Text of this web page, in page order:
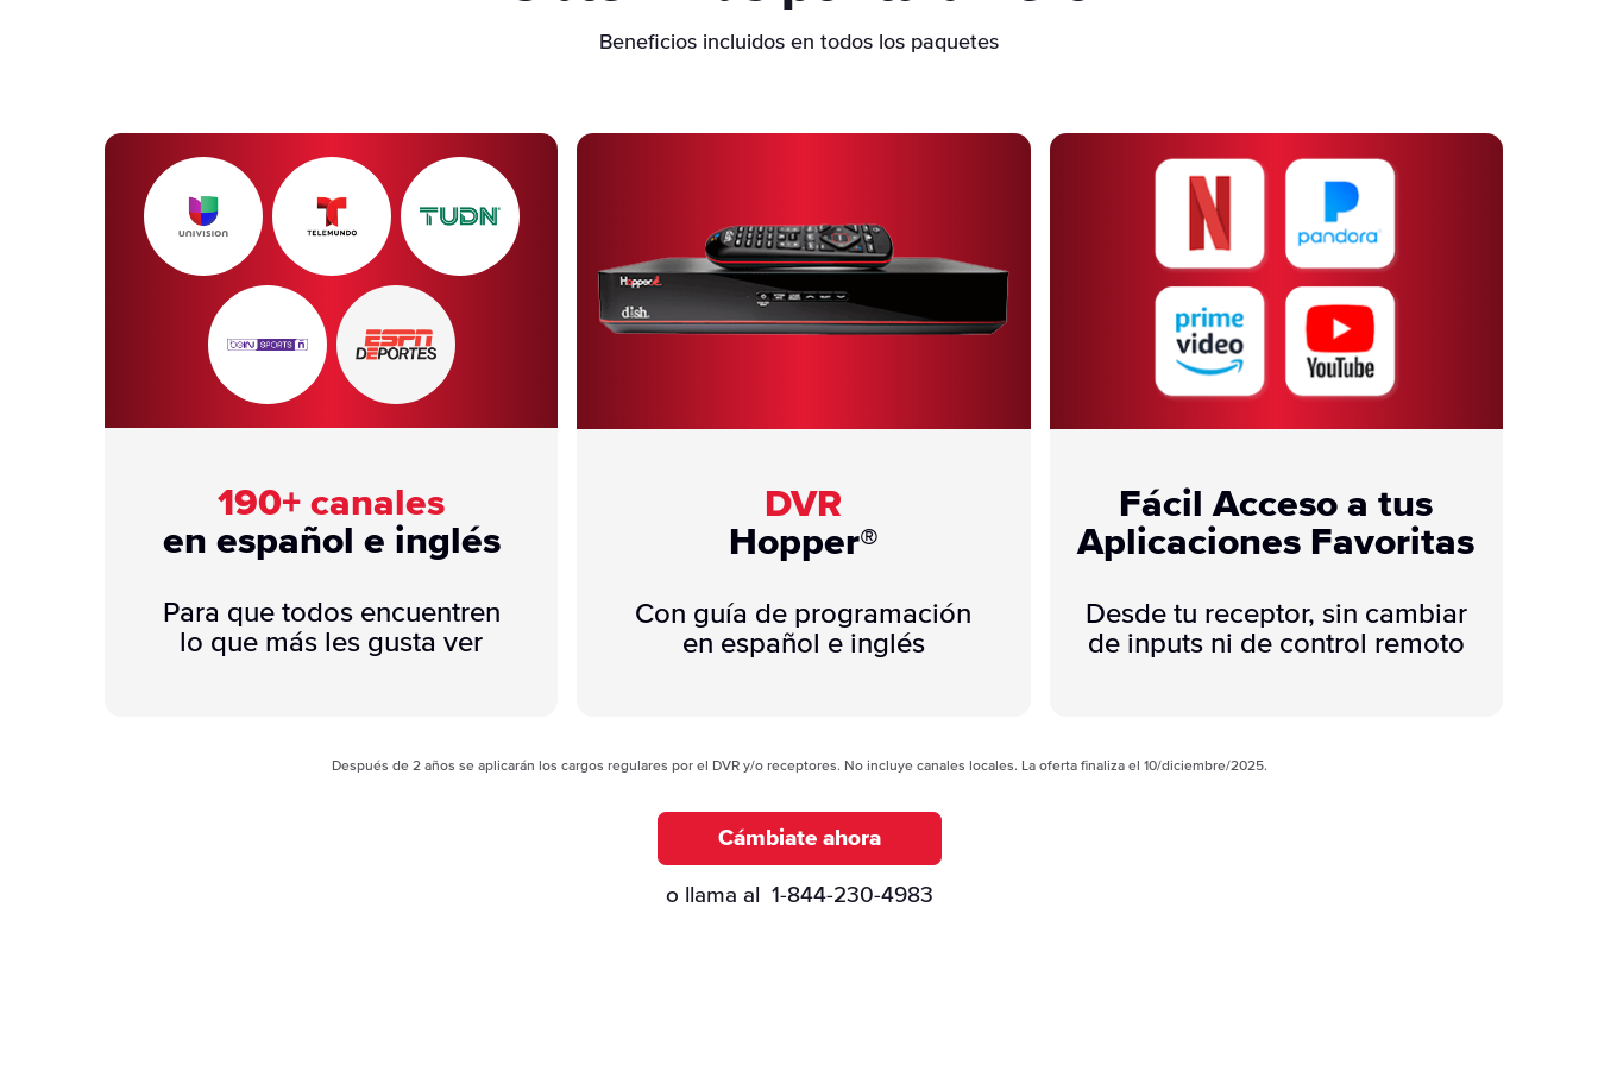
Beneficios incluidos en todos los paquetes
190+ canales
en español e inglés
Para que todos encuentren
lo que más les gusta ver
DVR
Hopper®
Con guía de programación
en español e inglés
Fácil Acceso a tus
Aplicaciones Favoritas
Desde tu receptor, sin cambiar
de inputs ni de control remoto
Después de 2 años se aplicarán los cargos regulares por el DVR y/o receptores. No incluye canales locales. La oferta finaliza el 10/diciembre/2025.
Cámbiate ahora
o llama al 1-844-230-4983